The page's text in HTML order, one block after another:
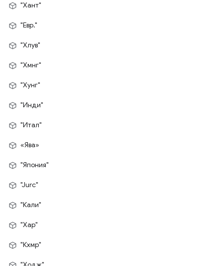
"Хант"
"Евр."
"Хлув"
"Хмнг"
"Хунг"
"Инди"
"Итал"
«Ява»
"Япония"
"Jurc"
"Кали"
"Хар"
"Кхмр"